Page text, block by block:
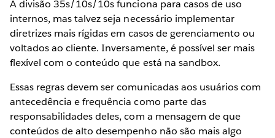
A divisão 35s/10s/10s funciona para casos de uso
internos, mas talvez seja necessário implementar
diretrizes mais rígidas em casos de gerenciamento ou
voltados ao cliente. Inversamente, é possível ser mais
flexível com o conteúdo que está na sandbox.
Essas regras devem ser comunicadas aos usuários com
antecedência e frequência como parte das
responsabilidades deles, com a mensagem de que
conteúdos de alto desempenho não são mais algo